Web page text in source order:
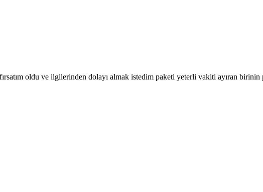
oldu ve ilgilerinden dolayı almak istedim paketi yeterli vakiti ayıran